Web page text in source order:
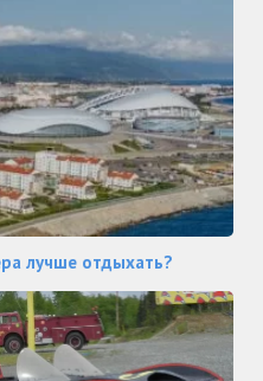
лучше отдыхать?